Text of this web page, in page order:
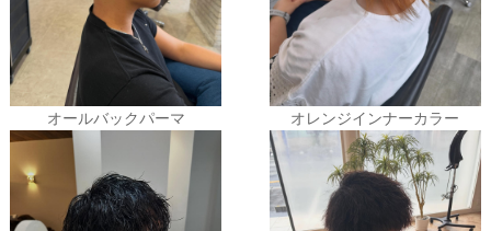
オールバックパーマ オレンジインナーカラー